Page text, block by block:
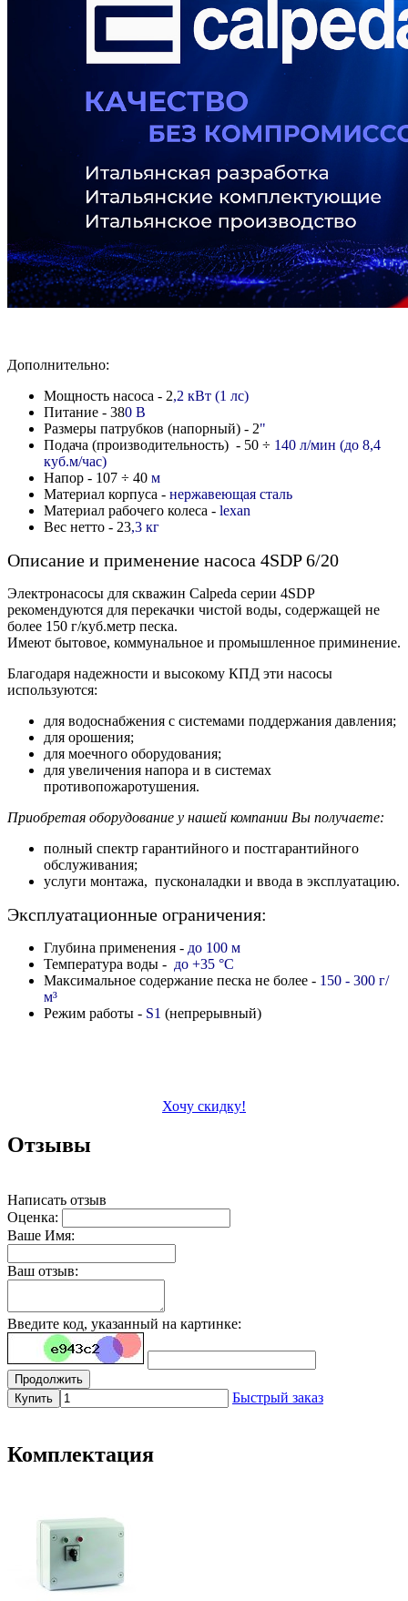
Дополнительно:
Мощность насоса - 2,2 кВт (1 лс)
Питание - 380 В
Размеры патрубков (напорный) - 2"
Подача (производительность) - 50 ÷ 140 л/мин (до 8,4
куб.м/час)
Напор - 107 ÷ 40 м
Материал корпуса - нержавеющая сталь
Материал рабочего колеса - lexan
Вес нетто - 23,3 кг
Описание и применение насоса 4SDP 6/20
Электронасосы для скважин Calpeda серии 4SDP
рекомендуются для перекачки чистой воды, содержащей не
более 150 г/куб.метр песка.
Имеют бытовое, коммунальное и промышленное приминение.
Благодаря надежности и высокому КПД эти насосы
используются:
для водоснабжения с системами поддержания давления;
для орошения;
для моечного оборудования;
для увеличения напора и в системах
противопожаротушения.
Приобретая оборудование у нашей компании Вы получаете:
полный спектр гарантийного и постгарантийного
обслуживания;
услуги монтажа, пусконаладки и ввода в эксплуатацию.
Эксплуатационные ограничения:
Глубина применения - до 100 м
Температура воды - до +35 °C
Максимальное содержание песка не более - 150 - 300 г/
м³
Режим работы - S1 (непрерывный)
Хочу скидку!
Отзывы
Написать отзыв
Оценка:
Ваше Имя:
Ваш отзыв:
Введите код, указанный на картинке:
Продолжить
Купить
Быстрый заказ
Комплектация